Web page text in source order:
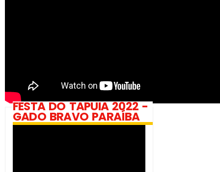
FESTA DO TAPUIA 2022 -
GADO BRAVO PARAÍBA